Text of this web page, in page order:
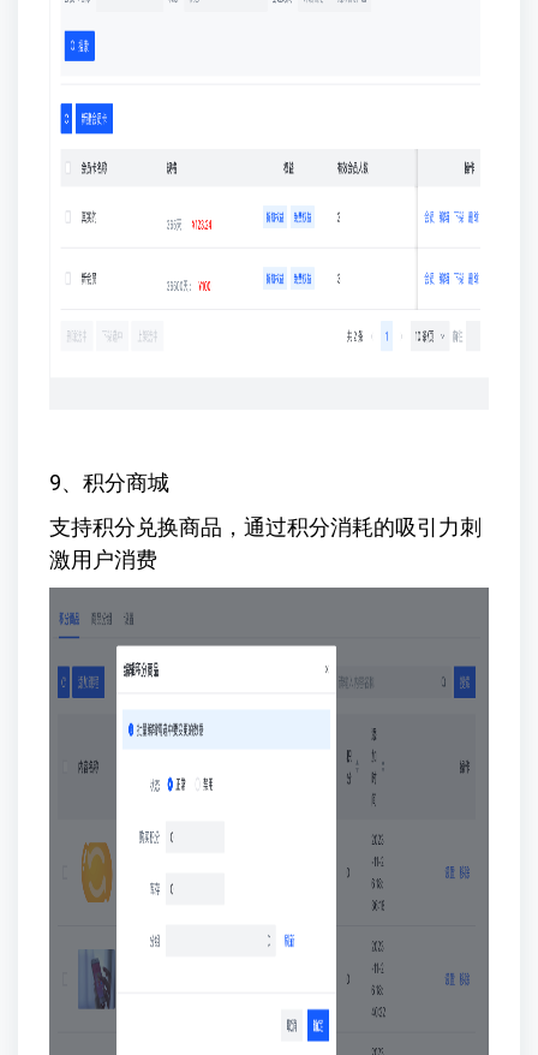
9、积分商城
支持积分兑换商品，通过积分消耗的吸引力刺
激用户消费